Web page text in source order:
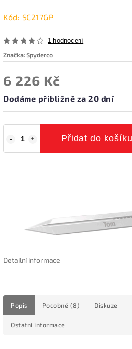
Kód: SC217GP
1 hodnocení
Značka:Spyderco
6 226 Kč
Dodáme přibližně za 20 dní
Přidat do košíku
Detailní informace
Popis Podobné (8) Diskuze
Ostatní informace